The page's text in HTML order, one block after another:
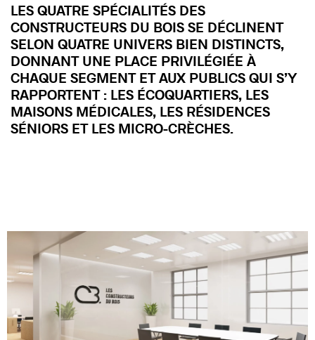
LES QUATRE SPÉCIALITÉS DES
CONSTRUCTEURS DU BOIS SE DÉCLINENT
SELON QUATRE UNIVERS BIEN DISTINCTS,
DONNANT UNE PLACE PRIVILÉGIÉE À
CHAQUE SEGMENT ET AUX PUBLICS QUI S’Y
RAPPORTENT : LES ÉCOQUARTIERS, LES
MAISONS MÉDICALES, LES RÉSIDENCES
SÉNIORS ET LES MICRO-CRÈCHES.